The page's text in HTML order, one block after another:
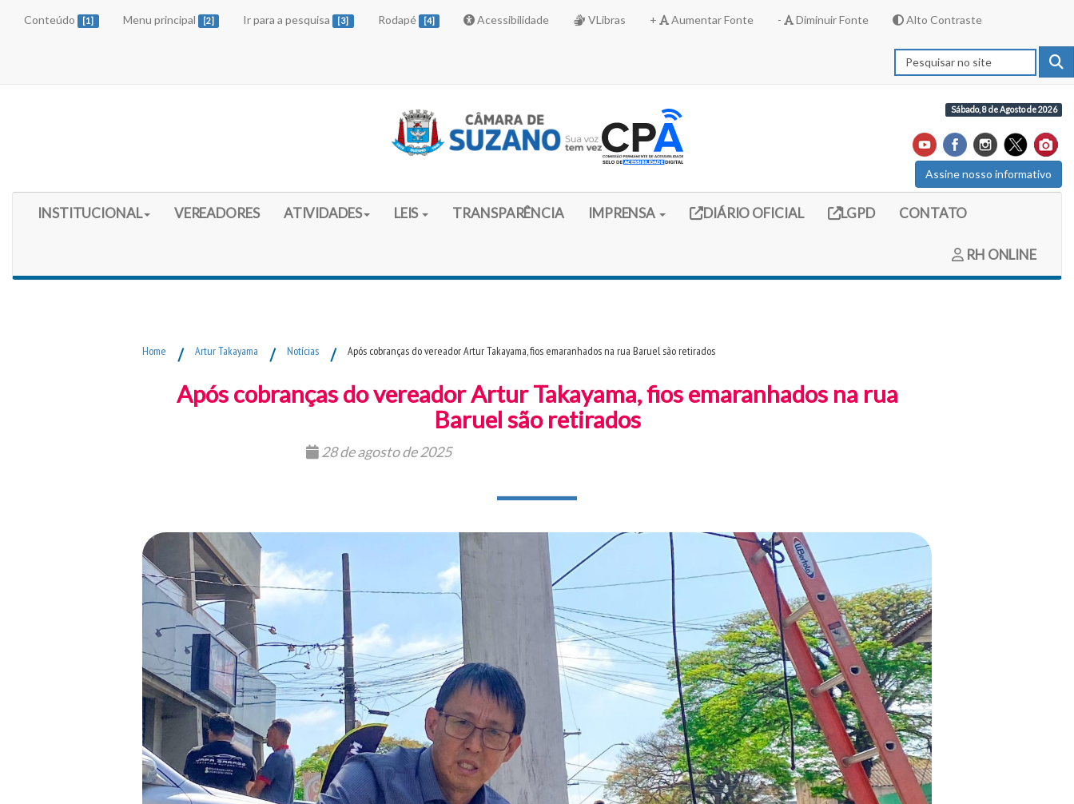
Conteúdo [1] Menu principal [2] Ir para a pesquisa [3] Rodapé [4] Acessibilidade VLibras + Aumentar Fonte - Diminuir Fonte Alto Contraste
Sábado, 8 de Agosto de 2026
Assine nosso informativo
Início do Menu Principal
INSTITUCIONAL VEREADORES ATIVIDADES LEIS TRANSPARÊNCIA IMPRENSA Link externo (site do diario oficial do legislativo)
DIÁRIO OFICIAL Link externo (site com informações LGPD)
LGPD CONTATO
RH ONLINE
Home / Artur Takayama / Notícias / Após cobranças do vereador Artur Takayama, fios emaranhados na rua Baruel são retirados
Após cobranças do vereador Artur Takayama, fios emaranhados na rua
Baruel são retirados
28 de agosto de 2025